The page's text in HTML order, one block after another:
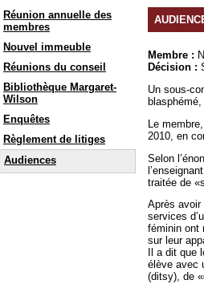
Réunion annuelle des
membres
Nouvel immeuble
Réunions du conseil
Bibliothèque Margaret-
Wilson
Enquêtes
Règlement de litiges
Audiences
Membre :
Décision :
Un sous-
Le
2010, en
Selon
traitée de
Après avoir
services
féminin ont
sur leur
Il a dit
élève avec
(ditsy), de